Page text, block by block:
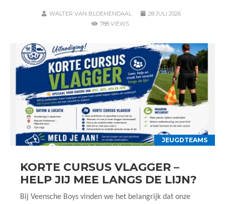
WALTER VAN BLOEMENDAAL
28 JULI 2026
788 VIEWS
JEUGDTEAMS
KORTE CURSUS VLAGGER –
HELP JIJ MEE LANGS DE LIJN?
Bij Veensche Boys vinden we het belangrijk dat onze